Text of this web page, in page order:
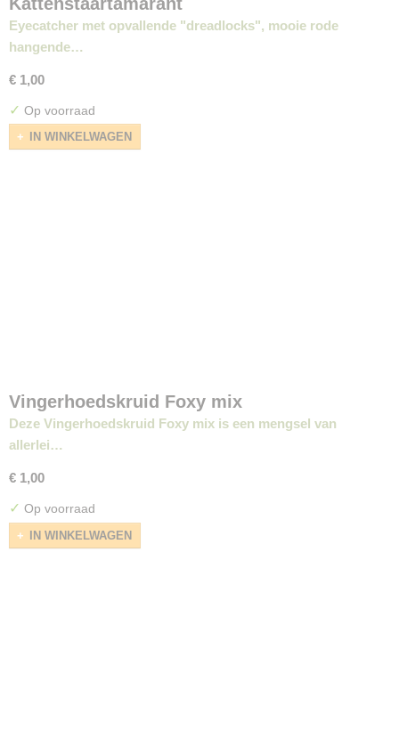
Eyecatcher met opvallende "dreadlocks", mooie rode
hangende…
€ 1,00
✓ Op voorraad
IN WINKELWAGEN
Vingerhoedskruid Foxy mix
Deze Vingerhoedskruid Foxy mix is een mengsel van
allerlei…
€ 1,00
✓ Op voorraad
IN WINKELWAGEN